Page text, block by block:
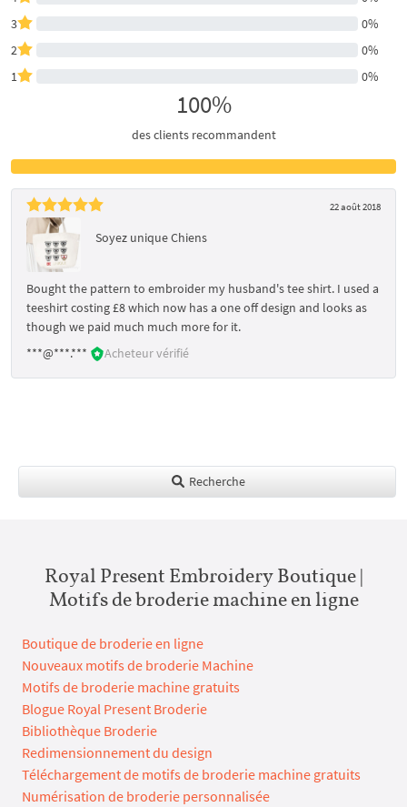
3
0%
2
0%
1
0%
100%
des clients recommandent
22 août 2018
Soyez unique Chiens
Bought the pattern to embroider my husband's tee shirt. I used a
teeshirt costing £8 which now has a one off design and looks as
though we paid much much more for it.
***@***.***
Acheteur vérifié
Recherche
Royal Present Embroidery Boutique |
Motifs de broderie machine en ligne
Boutique de broderie en ligne
Nouveaux motifs de broderie Machine
Motifs de broderie machine gratuits
Blogue Royal Present Broderie
Bibliothèque Broderie
Redimensionnement du design
Téléchargement de motifs de broderie machine gratuits
Numérisation de broderie personnalisée